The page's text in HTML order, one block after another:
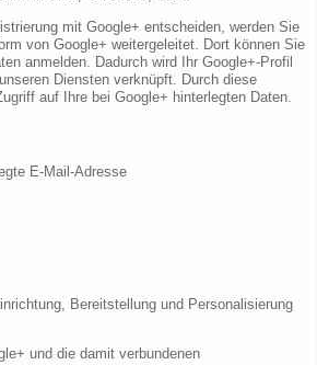
mit Google+ entscheiden, werden Sie
von Google+ weitergeleitet. Dort können Sie
anmelden. Dadurch wird Ihr Google+-Profil
Diensten verknüpft. Durch diese
auf Ihre bei Google+ hinterlegten Daten.
E-Mail-Adresse
Bereitstellung und Personalisierung
und die damit verbundenen